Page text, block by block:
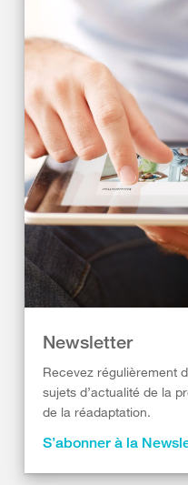
Newsletter
Recevez régulièrement
sujets d’actualité de la
de la réadaptation.
S’abonner à la